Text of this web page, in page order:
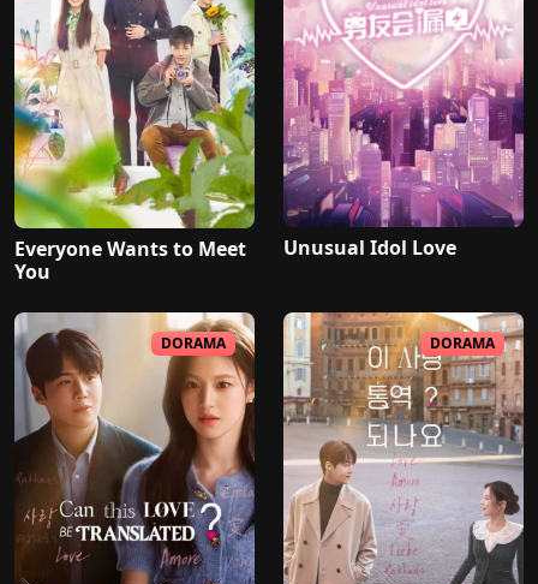
Everyone Wants to Meet
You
Unusual Idol Love
DORAMA DORAMA